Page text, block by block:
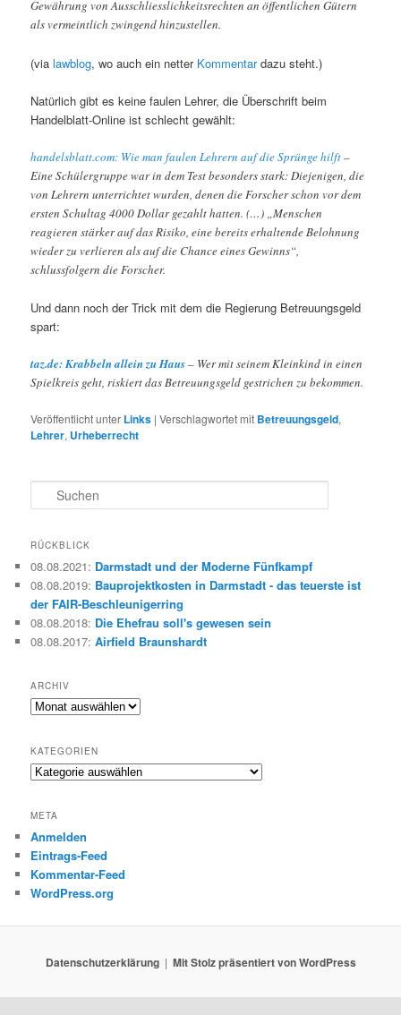
Gewährung von Ausschliesslichkeitsrechten an öffentlichen Gütern
als vermeintlich zwingend hinzustellen.
(vialawblog, wo auch ein netter Kommentardazu steht.)
Natürlich gibt es keine faulen Lehrer, die Überschrift beim
Handelblatt-Online ist schlecht gewählt:
handelsblatt.com: Wie man faulen Lehrern auf die Sprünge hilft–
Eine Schülergruppe war in dem Test besonders stark: Diejenigen, die
von Lehrern unterrichtet wurden, denen die Forscher schon vor dem
ersten Schultag 4000 Dollar gezahlt hatten. (…) „Menschen
reagieren stärker auf das Risiko, eine bereits erhaltende Belohnung
wieder zu verlieren als auf die Chance eines Gewinns“,
schlussfolgern die Forscher.
Und dann noch der Trick mit dem die Regierung Betreuungsgeld
spart:
taz.de: Krabbeln allein zu Haus– Wer mit seinem Kleinkind in einen
Spielkreis geht, riskiert das Betreuungsgeld gestrichen zu bekommen.
Veröffentlicht unter Links |Verschlagwortet mit Betreuungsgeld,
Lehrer, Urheberrecht
u
h
n
RÜCKBLICK
08.08.2021: Darmstadt und der Moderne Fünfkampf
08.08.2019: Bauprojektkosten in Darmstadt - das teuerste ist
der FAIR-Beschleunigerring
08.08.2018: Die Ehefrau soll's gewesen sein
08.08.2017:Airfield Braunshardt
ARCHIV
Archiv
KATEGORIEN
Kategorien
META
Anmelden
Eintrags-Feed
Kommentar-Feed
WordPress.org
Datenschutzerklärung Mit Stolz präsentiert von WordPress